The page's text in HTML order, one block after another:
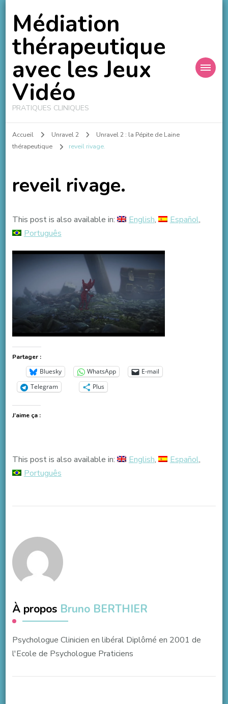
Médiation
thérapeutique
avec les Jeux
Vidéo
PRATIQUES CLINIQUES
Accueil Unravel 2
Unravel 2 : la Pépite de Laine
thérapeutique
reveil rivage.
reveil rivage.
This post is also available in: English
Español
Português
Partager :
Bluesky WhatsApp
E-mail
Telegram
Plus
J’aime ça :
This post is also available in: English
Español
Português
À propos Bruno BERTHIER
Psychologue Clinicien en libéral Diplômé en 2001 de
l'Ecole de Psychologue Praticiens